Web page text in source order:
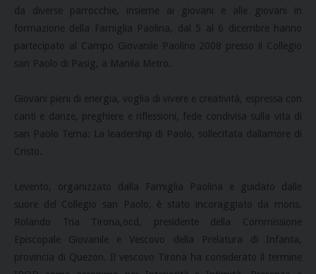
da diverse parrocchie, insieme ai giovani e alle giovani in
formazione della Famiglia Paolina, dal 5 al 6 dicembre hanno
partecipato al Campo Giovanile Paolino 2008 presso il Collegio
san Paolo di Pasig, a Manila Metro.
Giovani pieni di energia, voglia di vivere e creatività, espressa con
canti e danze, preghiere e riflessioni, fede condivisa sulla vita di
san Paolo Tema: La leadership di Paolo, sollecitata dallamore di
Cristo.
Levento, organizzato dalla Famiglia Paolina e guidato dalle
suore del Collegio san Paolo, è stato incoraggiato da mons.
Rolando Tria Tirona,ocd, presidente della Commissione
Episcopale Giovanile e Vescovo della Prelatura di Infanta,
provincia di Quezon. Il vescovo Tirona ha considerato il termine